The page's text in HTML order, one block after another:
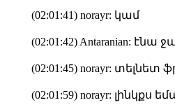
(02:01:41) norayr: կամ
(02:01:42) Antaranian: էնա
(02:01:45) norayr: տելնետ
(02:01:59) norayr: լինկքս